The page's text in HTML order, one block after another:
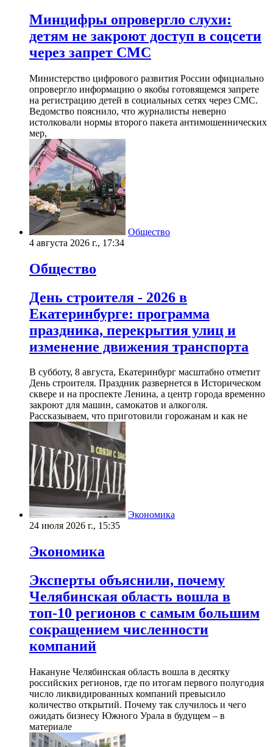
Минцифры опровергло слухи:
детям не закроют доступ в соцсети
через запрет СМС
Министерство цифрового развития России официально
опровергло информацию о якобы готовящемся запрете
на регистрацию детей в социальных сетях через СМС.
Ведомство пояснило, что журналисты неверно
истолковали нормы второго пакета антимошеннических
мер,
Общество
4 августа 2026 г., 17:34
Общество
День строителя - 2026 в
Екатеринбурге: программа
праздника, перекрытия улиц и
изменение движения транспорта
В субботу, 8 августа, Екатеринбург масштабно отметит
День строителя. Праздник развернется в Историческом
сквере и на проспекте Ленина, а центр города временно
закроют для машин, самокатов и алкоголя.
Рассказываем, что приготовили горожанам и как не
Экономика
24 июля 2026 г., 15:35
Экономика
Эксперты объяснили, почему
Челябинская область вошла в
топ-10 регионов с самым большим
сокращением численности
компаний
Накануне Челябинская область вошла в десятку
российских регионов, где по итогам первого полугодия
число ликвидированных компаний превысило
количество открытий. Почему так случилось и чего
ожидать бизнесу Южного Урала в будущем – в
материале